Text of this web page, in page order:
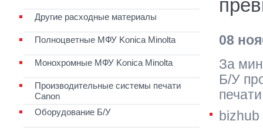
08
За
Б/У
Другие расходные материалы
Полноцветные МФУ Konica Minolta
Монохромные МФУ Konica Minolta
Производительные системы печати
Canon
Оборудование Б/У